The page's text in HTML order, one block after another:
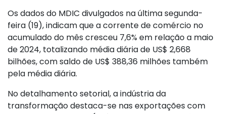
Os dados do MDIC divulgados na última segunda-
feira (19), indicam que a corrente de comércio no
acumulado do mês cresceu 7,6% em relação a maio
de 2024, totalizando média diária de US$ 2,668
bilhões, com saldo de US$ 388,36 milhões também
pela média diária.
No detalhamento setorial, a indústria da
transformação destaca-se nas exportações com